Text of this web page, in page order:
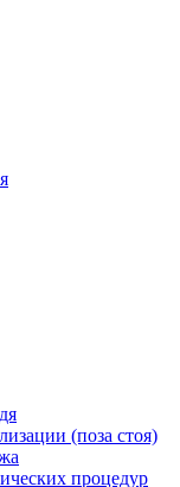
(поза стоя)
процедур